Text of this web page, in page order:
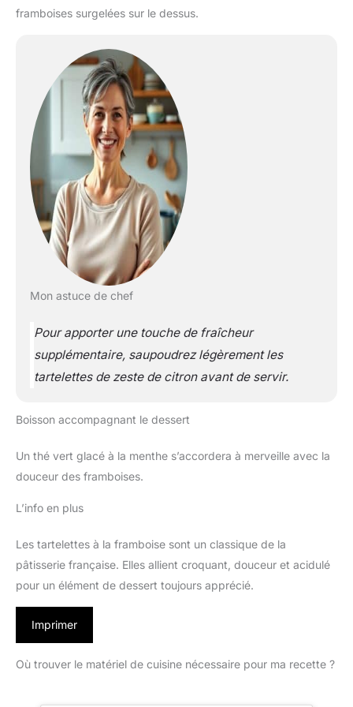
framboises surgelées sur le dessus.
Mon astuce de chef
Pour apporter une touche de fraîcheur
supplémentaire, saupoudrez légèrement les
tartelettes de zeste de citron avant de servir.
Boisson accompagnant le dessert
Un thé vert glacé à la menthe s’accordera à merveille avec la
douceur des framboises.
L’info en plus
Les tartelettes à la framboise sont un classique de la
pâtisserie française. Elles allient croquant, douceur et acidulé
pour un élément de dessert toujours apprécié.
Imprimer
Où trouver le matériel de cuisine nécessaire pour ma recette ?